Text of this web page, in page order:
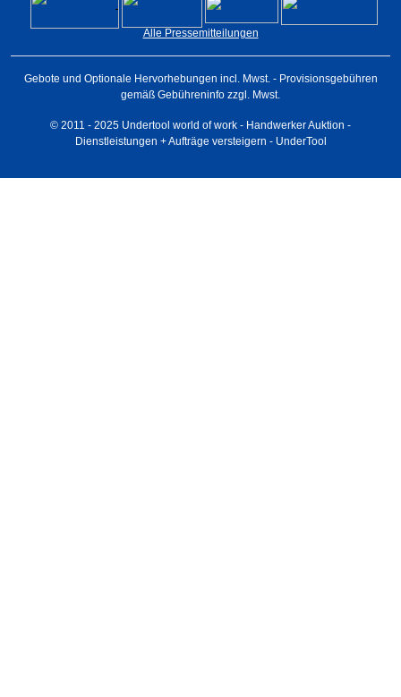
Alle Pressemitteilungen
Gebote und Optionale Hervorhebungen incl. Mwst. - Provisionsgebühren
gemäß Gebühreninfo zzgl. Mwst.
© 2011 - 2025 Undertool world of work - Handwerker Auktion -
Dienstleistungen + Aufträge versteigern - UnderTool